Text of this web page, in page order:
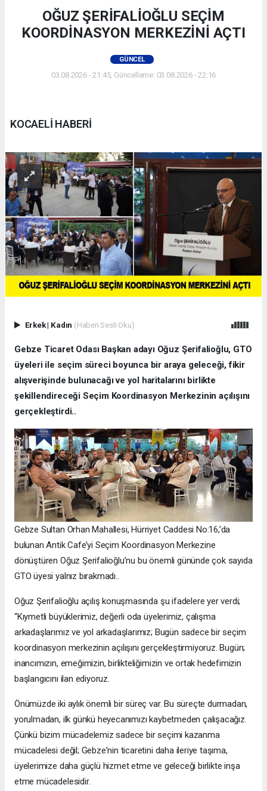
OĞUZ ŞERİFALİOĞLU SEÇİM
KOORDİNASYON MERKEZİNİ AÇTI
GÜNCEL
03.08.2026 - 21:45, Güncelleme: 03.08.2026 - 22:16
KOCAELİ HABERİ
Erkek| Kadın (Haberi Sesli Oku)
Gebze Ticaret Odası Başkan adayı Oğuz Şerifalioğlu, GTO
üyeleri ile seçim süreci boyunca bir araya geleceği, fikir
alışverişinde bulunacağı ve yol haritalarını birlikte
şekillendireceği Seçim Koordinasyon Merkezinin açılışını
gerçekleştirdi..
Gebze Sultan Orhan Mahallesi, Hürriyet Caddesi No:16,’da
bulunan Antik Cafe’yi Seçim Koordinasyon Merkezine
dönüştüren Oğuz Şerifalioğlu’nu bu önemli gününde çok sayıda
GTO üyesi yalnız bırakmadı..
Oğuz Şerifalioğlu açılış konuşmasında şu ifadelere yer verdi;
“Kıymetli büyüklerimiz, değerli oda üyelerimiz, çalışma
arkadaşlarımız ve yol arkadaşlarımız; Bugün sadece bir seçim
koordinasyon merkezinin açılışını gerçekleştirmiyoruz. Bugün;
inancımızın, emeğimizin, birlikteliğimizin ve ortak hedefimizin
başlangıcını ilan ediyoruz.
Önümüzde iki aylık önemli bir süreç var. Bu süreçte durmadan,
yorulmadan, ilk günkü heyecanımızı kaybetmeden çalışacağız.
Çünkü bizim mücadelemiz sadece bir seçimi kazanma
mücadelesi değil; Gebze'nin ticaretini daha ileriye taşıma,
üyelerimize daha güçlü hizmet etme ve geleceği birlikte inşa
etme mücadelesidir.